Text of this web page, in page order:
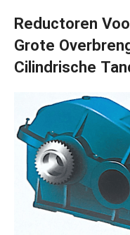
Reductoren
Grote
Cilindrische